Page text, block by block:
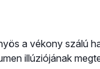
a vékony szálú
illúziójának